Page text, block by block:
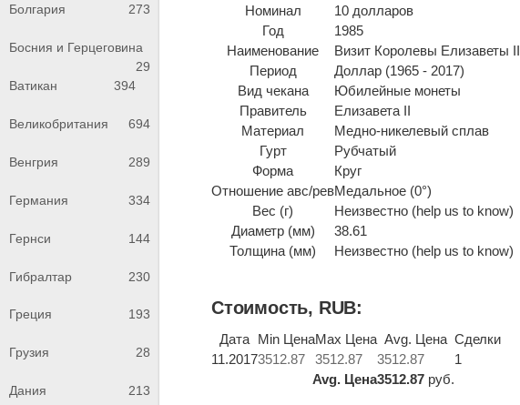
Болгария 273
Босния и Герцеговина
29
Ватикан
394
Великобритания 694
Венгрия 289
Германия 334
Гернси 144
Гибралтар 230
Греция 193
Грузия 28
Дания 213
Номинал
10 долларов
Год
1985
Наименование
Визит Королевы Елизаветы II
Период
Доллар (1965 - 2017)
Вид чекана
Юбилейные монеты
Правитель
Елизавета II
Материал
Медно-никелевый сплав
Гурт
Рубчатый
Форма
Круг
Отношение авс/ревМедальное (0°)
Вес (г)
Неизвестно (help us to know)
Диаметр (мм)
38.61
Толщина (мм)
Неизвестно (help us to know)
Стоимость, RUB:
Дата Min ЦенаMax Цена Avg. Цена Сделки
11.20173512.87 3512.87 3512.87
1
Avg. Цена3512.87 руб.